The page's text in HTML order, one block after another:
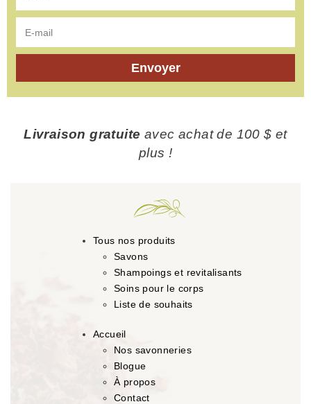
Envoyer
Livraison gratuite avec achat de 100 $ et
plus !
Tous nos produits
Savons
Shampoings et revitalisants
Soins pour le corps
Liste de souhaits
Accueil
Nos savonneries
Blogue
À propos
Contact